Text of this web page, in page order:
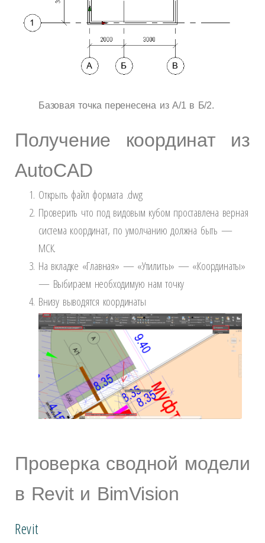
Базовая точка перенесена из А/1 в Б/2.
Получение координат из
AutoCAD
Открыть файл формата .dwg
Проверить что под видовым кубом проставлена верная
система координат, по умолчанию должна быть —
МСК.
На вкладке «Главная» — «Утилиты» — «Координаты»
— Выбираем необходимую нам точку
Внизу выводятся координаты
Проверка сводной модели
в Revit и BimVision
Revit